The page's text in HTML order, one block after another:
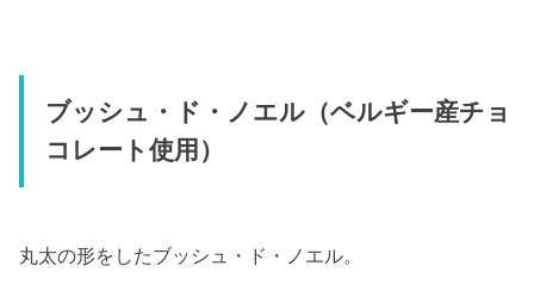
ブッシュ・ド・ノエル（ベルギー産チョ
コレート使用）
丸太の形をしたブッシュ・ド・ノエル。